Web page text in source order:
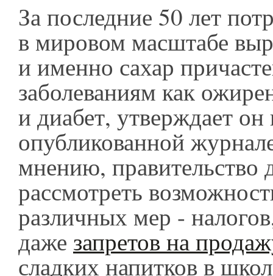
За последние 50 лет
в мировом масштабе
и именно сахар
заболеваниям как
и диабет, утверждает он
опубликованной
мнению, правительство
рассмотреть
различных мер -
даже запретов на
сладких напитков в